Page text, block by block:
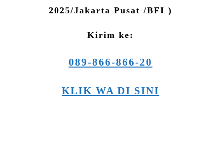
2025/Jakarta Pusat /BFI )
Kirim ke:
089-866-866-20
KLIK WA DI SINI